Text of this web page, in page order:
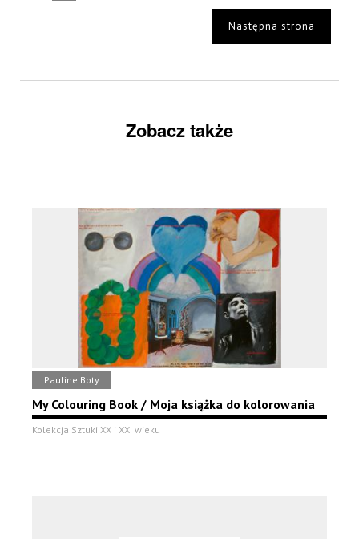
Następna strona
Zobacz także
Pauline Boty
My Colouring Book / Moja książka do kolorowania
Kolekcja Sztuki XX i XXI wieku